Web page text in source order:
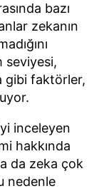
bazı
zekanın
seviyesi,
gibi faktörler,
inceleyen
hakkında
da zeka çok
nedenle